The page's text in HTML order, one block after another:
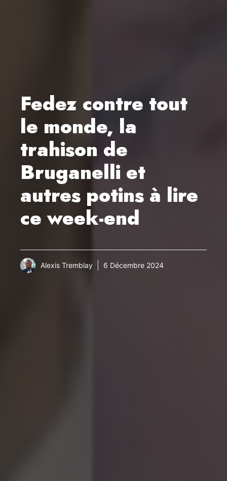
Fedez contre tout
le monde, la
trahison de
Bruganelli et
autres potins à lire
ce week-end
Alexis Tremblay 6 Décembre 2024